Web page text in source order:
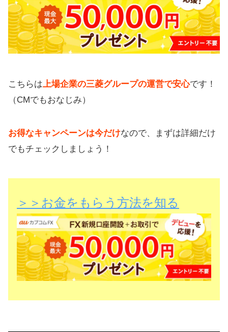
こちらは 上場企業の三菱グループの運営で安心です！
（CMでもおなじみ）
お得なキャンペーンは今だけなので、まずは詳細だけ
でもチェックしましょう！
＞＞お金をもらう方法を知る